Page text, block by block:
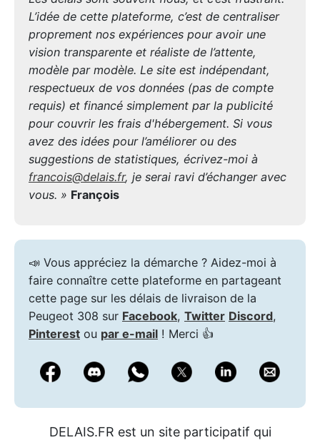
L’idée de cette plateforme, c’est de centraliser
proprement nos expériences pour avoir une
vision transparente et réaliste de l’attente,
modèle par modèle. Le site est indépendant,
respectueux de vos données (pas de compte
requis) et financé simplement par la publicité
pour couvrir les frais d'hébergement. Si vous
avez des idées pour l’améliorer ou des
suggestions de statistiques, écrivez-moi à
francois@delais.fr, je serai ravi d’échanger avec
vous. » François
📣 Vous appréciez la démarche ? Aidez-moi à
faire connaître cette plateforme en partageant
cette page sur les délais de livraison de la
Peugeot 308 sur Facebook, Twitter Discord,
Pinterest ou par e-mail ! Merci 👍
DELAIS.FR est un site participatif qui